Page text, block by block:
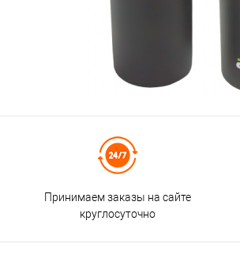
Принимаем заказы на сайте
круглосуточно